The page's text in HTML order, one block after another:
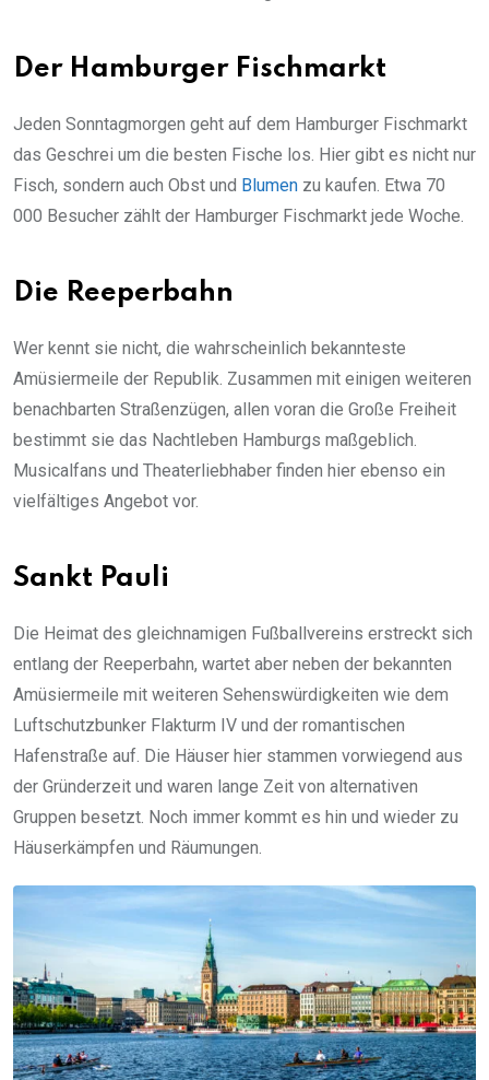
Der Hamburger Fischmarkt
Jeden Sonntagmorgen geht auf dem Hamburger Fischmarkt
das Geschrei um die besten Fische los. Hier gibt es nicht nur
Fisch, sondern auch Obst und Blumen zu kaufen. Etwa 70
000 Besucher zählt der Hamburger Fischmarkt jede Woche.
Die Reeperbahn
Wer kennt sie nicht, die wahrscheinlich bekannteste
Amüsiermeile der Republik. Zusammen mit einigen weiteren
benachbarten Straßenzügen, allen voran die Große Freiheit
bestimmt sie das Nachtleben Hamburgs maßgeblich.
Musicalfans und Theaterliebhaber finden hier ebenso ein
vielfältiges Angebot vor.
Sankt Pauli
Die Heimat des gleichnamigen Fußballvereins erstreckt sich
entlang der Reeperbahn, wartet aber neben der bekannten
Amüsiermeile mit weiteren Sehenswürdigkeiten wie dem
Luftschutzbunker Flakturm IV und der romantischen
Hafenstraße auf. Die Häuser hier stammen vorwiegend aus
der Gründerzeit und waren lange Zeit von alternativen
Gruppen besetzt. Noch immer kommt es hin und wieder zu
Häuserkämpfen und Räumungen.